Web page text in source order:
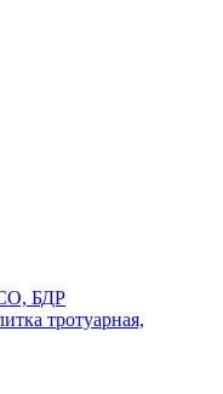
БДР
тротуарная,